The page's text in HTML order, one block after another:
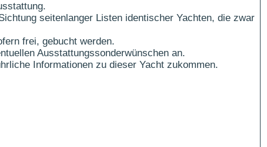
seitenlanger Listen identischer Yachten, die zwar
frei, gebucht werden.
Ausstattungssonderwünschen an.
Informationen zu dieser Yacht zukommen.